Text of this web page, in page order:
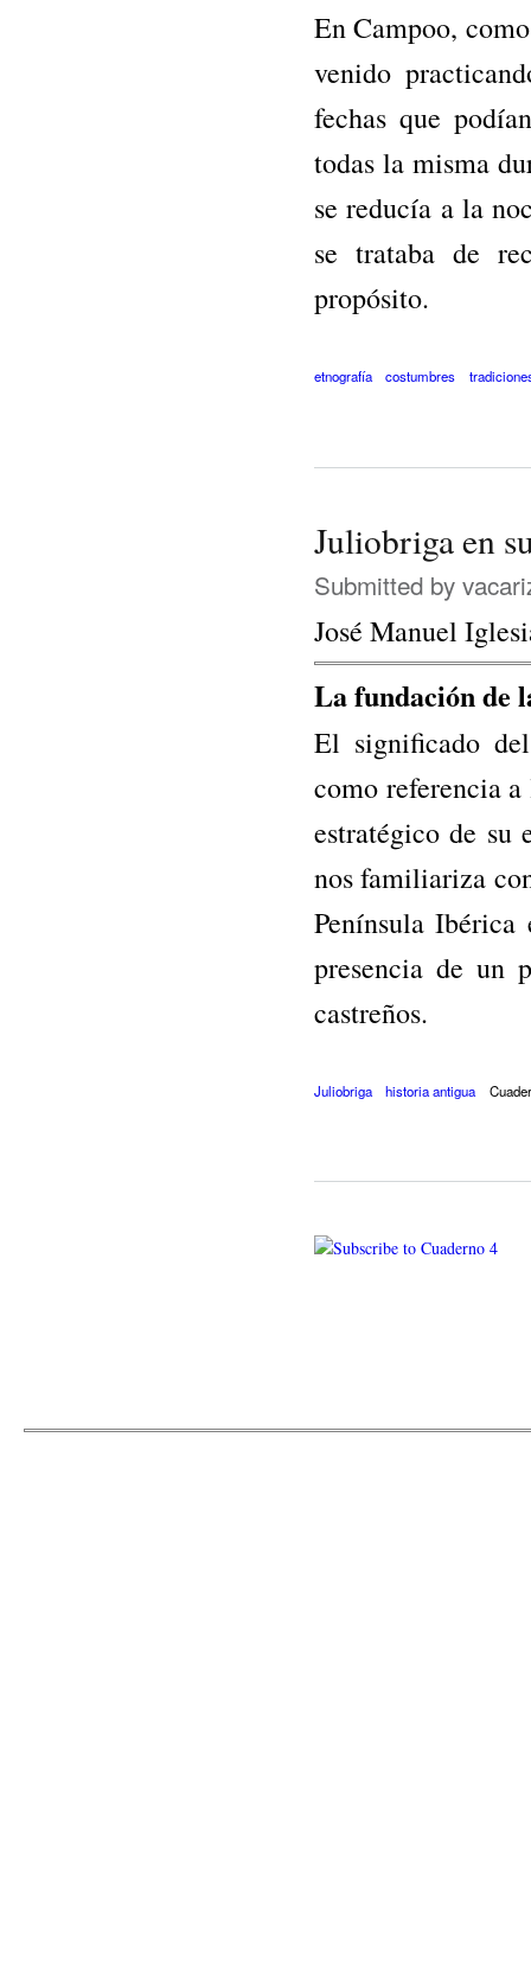
En Campoo,
venido
fechas que
todas la misma
se reducía a la
se trataba de
propósito.
etnografía costumbres
Juliobriga en
Submitted by
José Manuel
La fundación de
El significado
como referencia
estratégico de su
nos familiariza
Península
presencia de un
castreños.
Juliobriga historia antigua